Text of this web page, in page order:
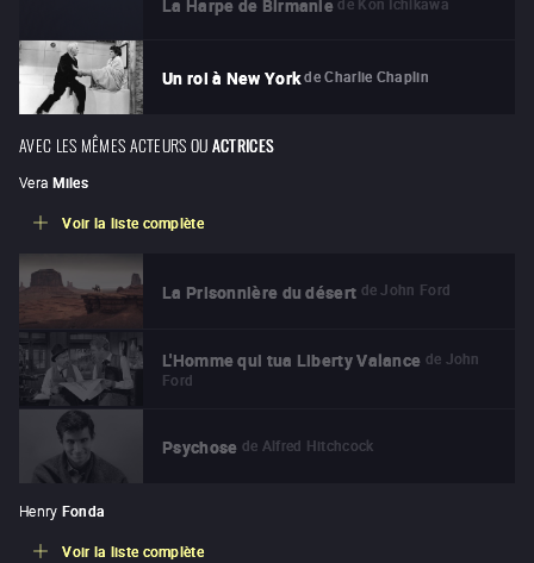
La Harpe de Birmanie
Un roi à New York de Charlie Chaplin
AVEC LES MÊMES ACTEURS OUACTRICES
Vera Miles
Voir la liste complète
La Prisonnière du désert de John Ford
L'Homme qui tua Liberty Valance de John
Ford
Psychose de Alfred Hitchcock
Henry Fonda
Voir la liste complète